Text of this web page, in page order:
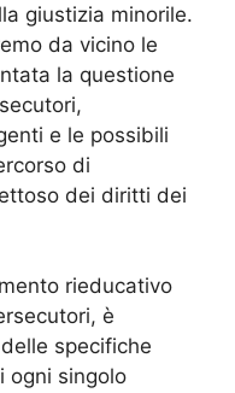
giustizia minorile.
da vicino le
la questione
e le possibili
di
dei diritti dei
rieducativo
è
specifiche
ogni singolo